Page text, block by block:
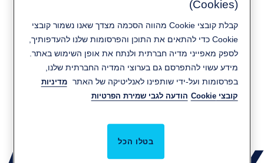
מוצרים ופתרונות
חדשות ומדיה
קיימות
יצירת קשר
קריירה באסא אבלוי
(Cookies)
קבלת קובצי Cookie מהווה הסכמה מצדך שאנו נשמור קובצי
Cookie כדי להתאים את התוכן והפרסומות שלנו להעדפותיך,
לספק מאפייני מדיה חברתית ולנתח את אופן השימוש באתר.
מידע עשוי להתפרסם גם בערוצי המדיה החברתית שלנו,
בפרסומות ועל-ידי שותפינו לאנליטיקה של האתר
מדיניות
קובצי Cookie
הודעה לגבי שמירת הפרטיות
בטלו הכל